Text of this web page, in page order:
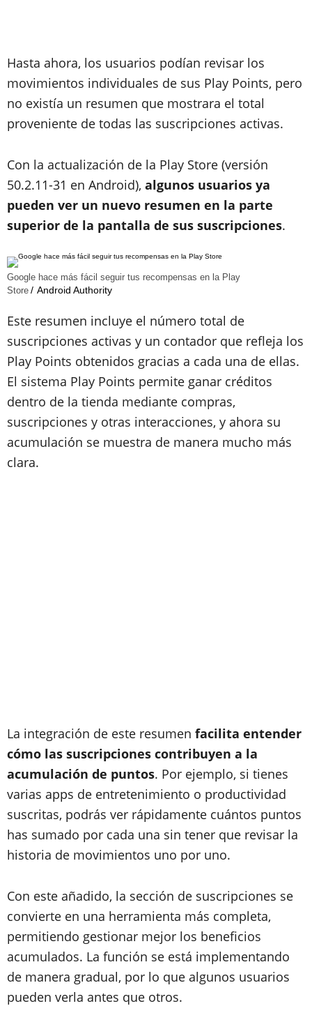
Hasta ahora, los usuarios podían revisar los
movimientos individuales de sus Play Points, pero
no existía un resumen que mostrara el total
proveniente de todas las suscripciones activas.
Con la actualización de la Play Store (versión
50.2.11-31 en Android), algunos usuarios ya
pueden ver un nuevo resumen en la parte
superior de la pantalla de sus suscripciones.
Google hace más fácil seguir tus recompensas en la Play
Store
Android Authority
Este resumen incluye el número total de
suscripciones activas y un contador que refleja los
Play Points obtenidos gracias a cada una de ellas.
El sistema Play Points permite ganar créditos
dentro de la tienda mediante compras,
suscripciones y otras interacciones, y ahora su
acumulación se muestra de manera mucho más
clara.
La integración de este resumen facilita entender
cómo las suscripciones contribuyen a la
acumulación de puntos. Por ejemplo, si tienes
varias apps de entretenimiento o productividad
suscritas, podrás ver rápidamente cuántos puntos
has sumado por cada una sin tener que revisar la
historia de movimientos uno por uno.
Con este añadido, la sección de suscripciones se
convierte en una herramienta más completa,
permitiendo gestionar mejor los beneficios
acumulados. La función se está implementando
de manera gradual, por lo que algunos usuarios
pueden verla antes que otros.